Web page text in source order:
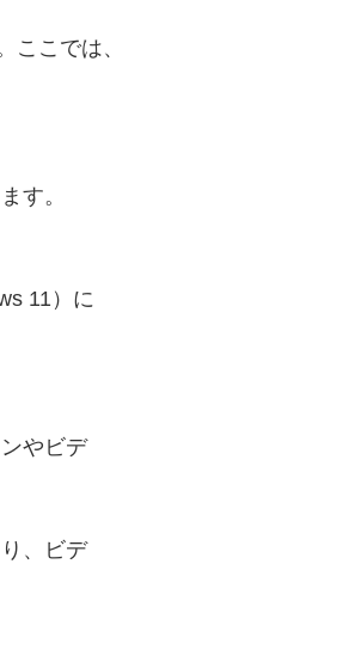
こでは、
す。
11）に
やビデ
、ビデ